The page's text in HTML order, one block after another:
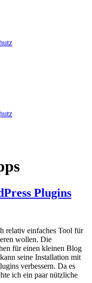
Plugins
relativ einfaches Tool für
wollen. Die
für einen kleinen Blog
seine Installation mit
verbessern. Da es
ich ein paar nützliche